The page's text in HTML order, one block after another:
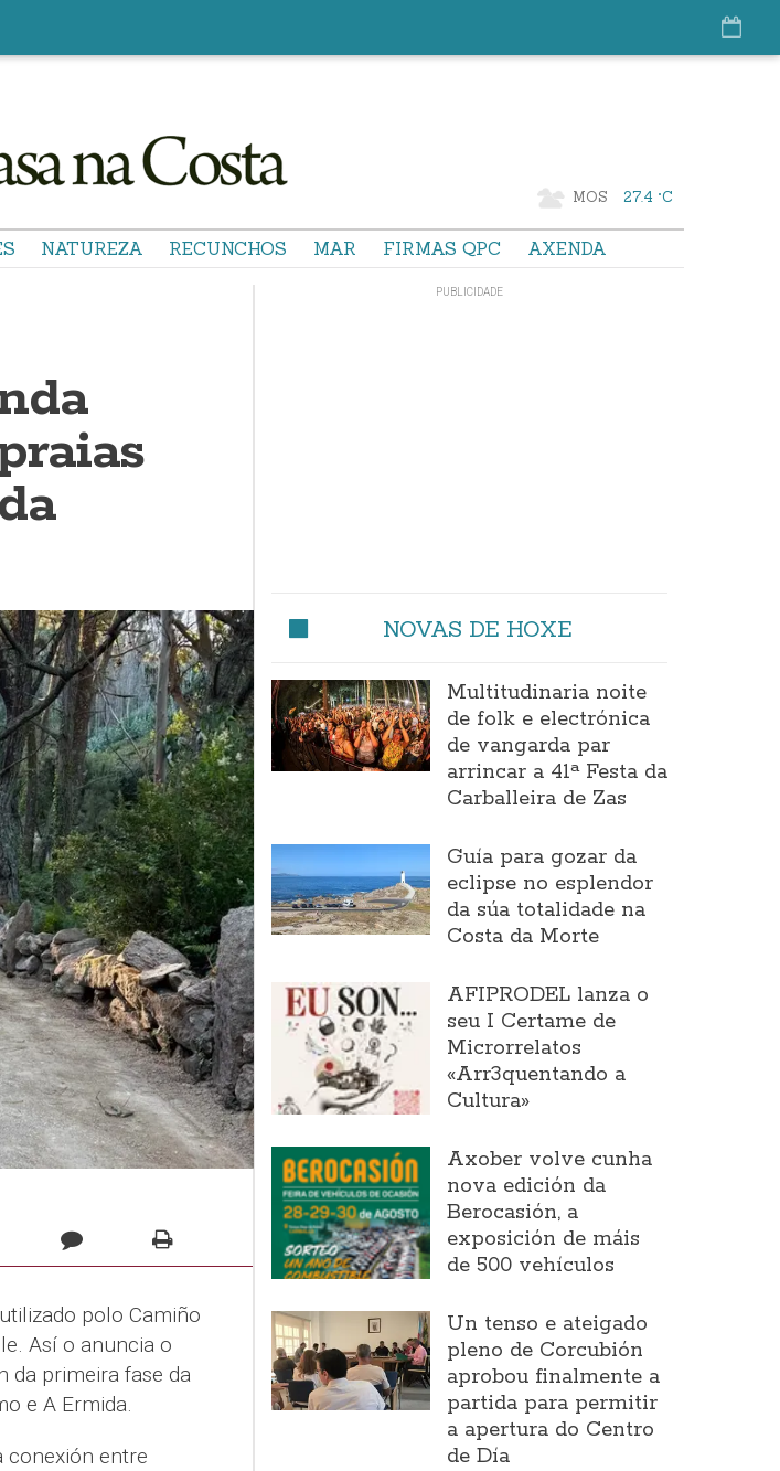
MOS 27.4 °C
NATUREZA RECUNCHOS MAR FIRMAS QPC AXENDA
polo Camiño
Así o anuncia o
da primeira fase da
e A Ermida.
conexión entre
NOVAS DE HOXE
Multitudinaria noite
de folk e electrónica
de vangarda par
arrincar a 41ª Festa da
Carballeira de Zas
Guía para gozar da
eclipse no esplendor
da súa totalidade na
Costa da Morte
AFIPRODEL lanza o
seu I Certame de
Microrrelatos
«Arr3quentando a
Cultura»
Axober volve cunha
nova edición da
Berocasión, a
exposición de máis
de 500 vehículos
Un tenso e ateigado
pleno de Corcubión
aprobou finalmente a
partida para permitir
a apertura do Centro
de Día